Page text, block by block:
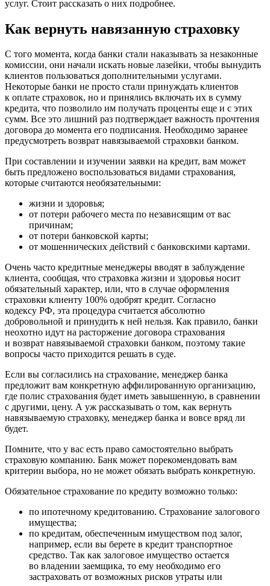
услуг. Стоит рассказать о них подробнее.
Как вернуть навязанную страховку
С того момента, когда банки стали наказывать за незаконные
комиссии, они начали искать новые лазейки, чтобы вынудить
клиентов пользоваться дополнительными услугами.
Некоторые банки не просто стали принуждать клиентов
к оплате страховок, но и принялись включать их в сумму
кредита, что позволило им получать проценты еще и с этих
сумм. Все это лишний раз подтверждает важность прочтения
договора до момента его подписания. Необходимо заранее
предусмотреть возврат навязываемой страховки банком.
При составлении и изучении заявки на кредит, вам может
быть предложено воспользоваться видами страхования,
которые считаются необязательными:
жизни и здоровья;
от потери рабочего места по независящим от вас
причинам;
от потери банковской карты;
от мошеннических действий с банковскими картами.
Очень часто кредитные менеджеры вводят в заблуждение
клиента, сообщая, что страховка жизни и здоровья носит
обязательный характер, или, что в случае оформления
страховки клиенту 100% одобрят кредит. Согласно
кодексу РФ, эта процедура считается абсолютно
добровольной и принудить к ней нельзя. Как правило, банки
неохотно идут на расторжение договора страхования
и возврат навязываемой страховки банком, поэтому такие
вопросы часто приходится решать в суде.
Если вы согласились на страхование, менеджер банка
предложит вам конкретную аффилированную организацию,
где полис страхования будет иметь завышенную, в сравнении
с другими, цену. А уж рассказывать о том, как вернуть
навязываемую страховку, менеджер банка и вовсе вряд ли
будет.
Помните, что у вас есть право самостоятельно выбрать
страховую компанию. Банк может порекомендовать вам
критерии выбора, но не может обязать выбрать конкретную.
Обязательное страхование по кредиту возможно только:
по ипотечному кредитованию. Страхование залогового
имущества;
по кредитам, обеспеченным имуществом под залог,
например, если вы берете в кредит транспортное
средство. Так как залоговое имущество остается
во владении заемщика, то ему необходимо его
застраховать от возможных рисков утраты или